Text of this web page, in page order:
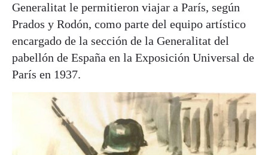
Generalitat le permitieron viajar a París, según
Prados y Rodón, como parte del equipo artístico
encargado de la sección de la Generalitat del
pabellón de España en la Exposición Universal de
París en 1937.